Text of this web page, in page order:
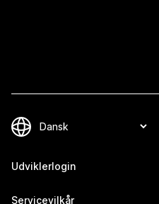
Udviklerlogin
Servicevilkår